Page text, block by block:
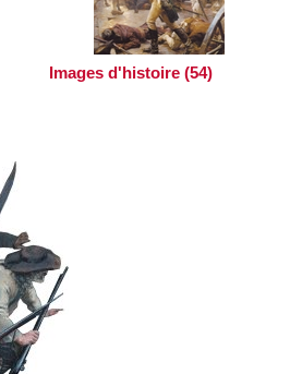
Images d'histoire (54)